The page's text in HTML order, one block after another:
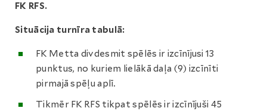
FK RFS.
Situācija turnīra tabulā:
FK Metta divdesmit spēlēs ir izcīnījusi 13
punktus, no kuriem lielākā daļa (9) izcīnīti
pirmajā spēļu aplī.
Tikmēr FK RFS tikpat spēlēs ir izcīnījuši 45